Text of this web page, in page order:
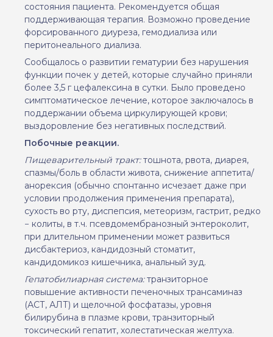
состояния пациента. Рекомендуется общая
поддерживающая терапия. Возможно проведение
форсированного диуреза, гемодиализа или
перитонеального диализа.
Сообщалось о развитии гематурии без нарушения
функции почек у детей, которые случайно приняли
более 3,5 г цефалексина в сутки. Было проведено
симптоматическое лечение, которое заключалось в
поддержании объема циркулирующей крови;
выздоровление без негативных последствий.
Побочные реакции.
Пищеварительный тракт:тошнота, рвота, диарея,
спазмы/боль в области живота, снижение аппетита/
анорексия (обычно спонтанно исчезает даже при
условии продолжения применения препарата),
сухость во рту, диспепсия, метеоризм, гастрит, редко
− колиты, в т.ч. псевдомембранозный энтероколит,
при длительном применении может развиться
дисбактериоз, кандидозный стоматит,
кандидомикоз кишечника, анальный зуд.
Гепатобилиарная система:транзиторное
повышение активности печеночных трансаминаз
(АСТ, АЛТ) и щелочной фосфатазы, уровня
билирубина в плазме крови, транзиторный
токсический гепатит, холестатическая желтуха.